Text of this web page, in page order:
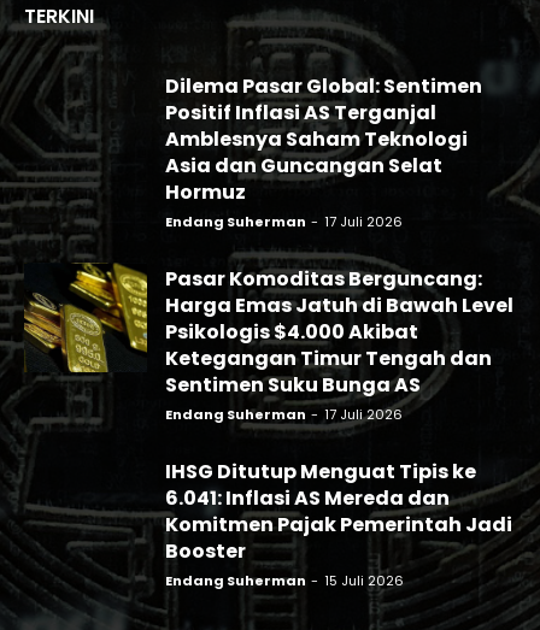
TERKINI
Dilema Pasar Global: Sentimen
Positif Inflasi AS Terganjal
Amblesnya Saham Teknologi
Asia dan Guncangan Selat
Hormuz
Endang Suherman - 17 Juli 2026
Pasar Komoditas Berguncang:
Harga Emas Jatuh di Bawah Level
Psikologis $4.000 Akibat
Ketegangan Timur Tengah dan
Sentimen Suku Bunga AS
Endang Suherman - 17 Juli 2026
IHSG Ditutup Menguat Tipis ke
6.041: Inflasi AS Mereda dan
Komitmen Pajak Pemerintah Jadi
Booster
Endang Suherman - 15 Juli 2026